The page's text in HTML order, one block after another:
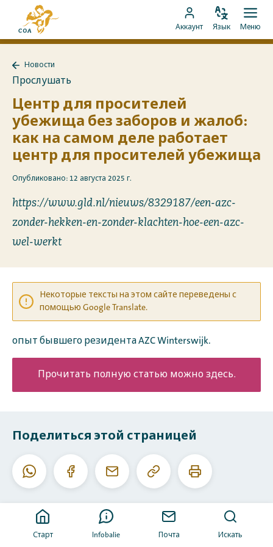
Перейти
контенту
главную
страницу
Перейти
к
Аккаунт
Изменить
Язык Меню
Старт Infobalie Почта Искать
Новости
Прослушать
Центр для просителей
убежища без заборов и жалоб:
как на самом деле работает
центр для просителей убежища
Опубликовано: 12 августа 2025 г.
https://www.gld.nl/nieuws/8329187/een-azc-
zonder-hekken-en-zonder-klachten-hoe-een-azc-
wel-werkt
Некоторые тексты на этом сайте переведены с
помощью Google Translate.
опыт бывшего резидента AZC Winterswijk.
Прочитать полную статью можно здесь.
Поделиться этой страницей
WhatsappFacebookE-
Скопировать
данный
Печатать
эту